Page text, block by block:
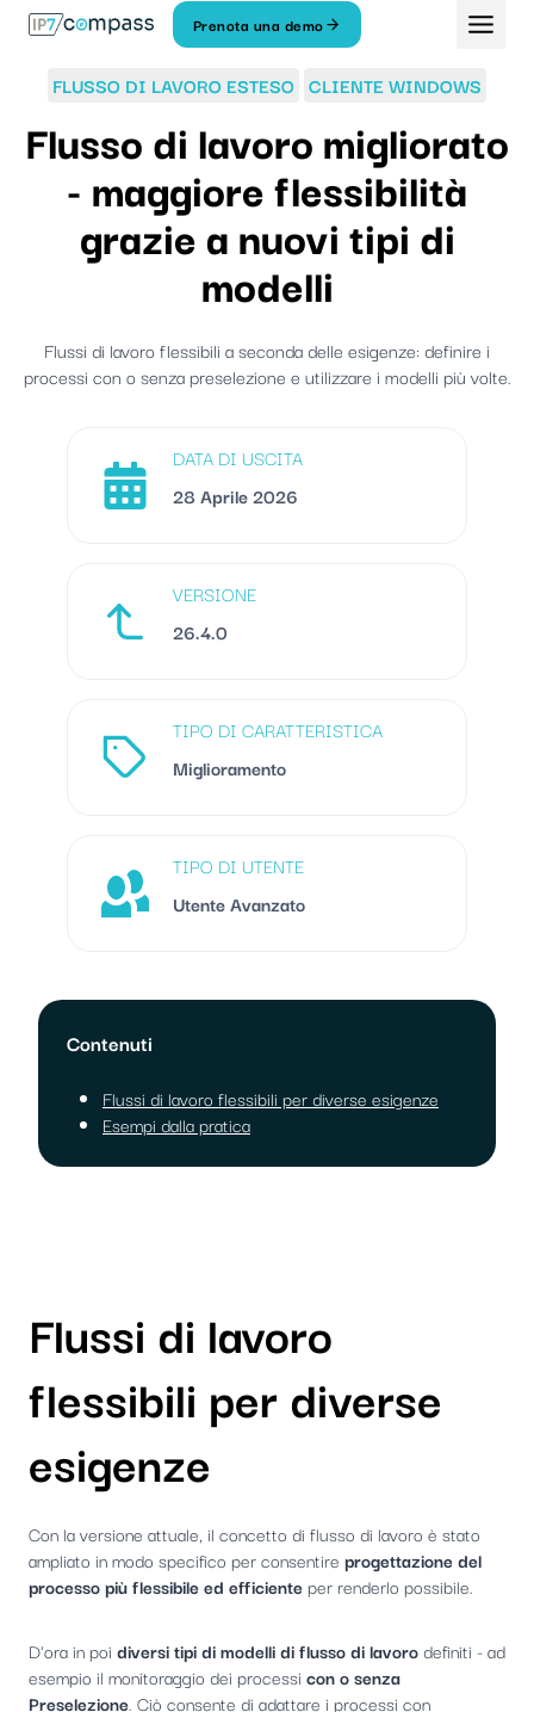
Prenota una demo
FLUSSO DI LAVORO ESTESO CLIENTE WINDOWS
Flusso di lavoro migliorato
- maggiore flessibilità
grazie a nuovi tipi di
modelli
Flussi di lavoro flessibili a seconda delle esigenze: definire i
processi con o senza preselezione e utilizzare i modelli più volte.
DATA DI USCITA
28 Aprile 2026
VERSIONE
26.4.0
TIPO DI CARATTERISTICA
Miglioramento
TIPO DI UTENTE
Utente Avanzato
Contenuti
Flussi di lavoro flessibili per diverse esigenze
Esempi dalla pratica
Flussi di lavoro
flessibili per diverse
esigenze
Con la versione attuale, il concetto di flusso di lavoro è stato
ampliato in modo specifico per consentire progettazione del
processo più flessibile ed efficienteper renderlo possibile.
D'ora in poi diversi tipi di modelli di flusso di lavorodefiniti - ad
esempio il monitoraggio dei processi con o senza
Preselezione. Ciò consente di adattare i processi con